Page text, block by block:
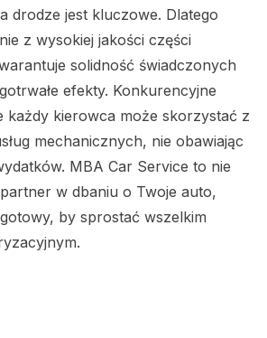
drodze jest kluczowe. Dlatego
z wysokiej jakości części
solidność świadczonych
efekty. Konkurencyjne
każdy kierowca może skorzystać z
mechanicznych, nie obawiając
MBA Car Service to nie
w dbaniu o Twoje auto,
by sprostać wszelkim